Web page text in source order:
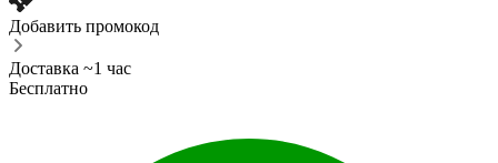
Добавить промокод
Доставка ~1 час
Бесплатно